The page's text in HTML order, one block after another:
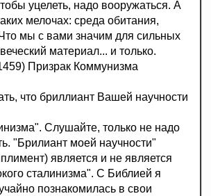
уцелеть, надо вооружаться. А
мелочах: среда обитания,
мы с вами значим для сильных
материал... и только.
Призрак Коммунизма
что бриллиант Вашей научности
Слушайте, только не надо
"Брилиант моей научности"
является и не является
сталинизма". С Библией я
познакомилась в свои